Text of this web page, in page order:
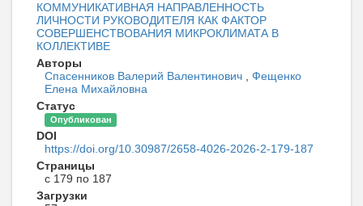
КОММУНИКАТИВНАЯ НАПРАВЛЕННОСТЬ
ЛИЧНОСТИ РУКОВОДИТЕЛЯ КАК ФАКТОР
СОВЕРШЕНСТВОВАНИЯ МИКРОКЛИМАТА В
КОЛЛЕКТИВЕ
Авторы
Спасенников Валерий Валентинович
Фещенко
Елена Михайловна
Статус
Опубликован
DOI
https://doi.org/10.30987/2658-4026-2026-2-179-187
Страницы
с 179 по 187
Загрузки